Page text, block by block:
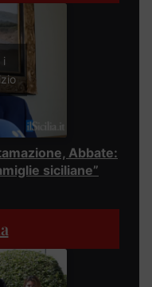
i
Abbate:
siciliane”